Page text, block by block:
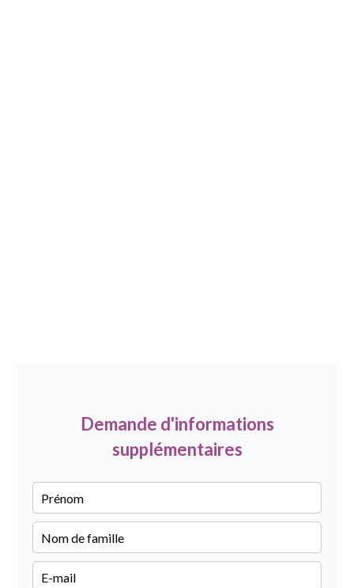
Demande d'informations
supplémentaires